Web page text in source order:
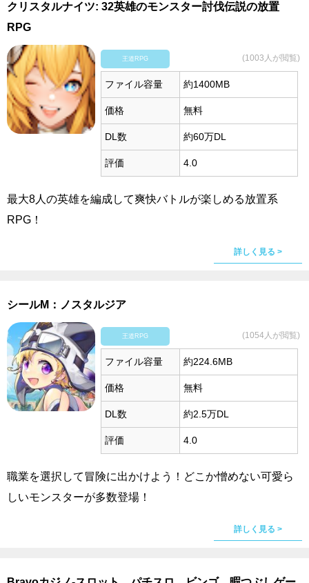
クリスタルナイツ: 32英雄のモンスター討伐伝説の放置
RPG
王道RPG (1003人が閲覧)
ファイル容量 約1400MB
価格 無料
DL数 約60万DL
評価 4.0
最大8人の英雄を編成して爽快バトルが楽しめる放置系
RPG！
詳しく見る >
シールM：ノスタルジア
王道RPG (1054人が閲覧)
ファイル容量 約224.6MB
価格 無料
DL数 約2.5万DL
評価 4.0
職業を選択して冒険に出かけよう！どこか憎めない可愛ら
しいモンスターが多数登場！
詳しく見る >